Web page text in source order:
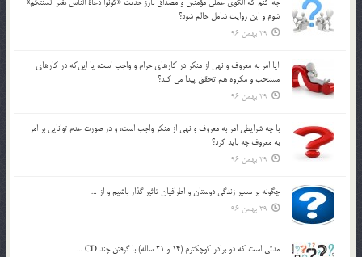
شوم و اين روايت شامل حالم شود؟
29 بهمن 96
آيا امر به معروف و نهي از منكر در كارهاي حرام و واجب است، يا اين‌كه در كارهاي
مستحب و مكروه هم تحقق پيدا مي كند؟
29 بهمن 96
با چه شرايطي امر به معروف و نهي از منکر واجب است، و در صورت عدم توانايي بر امر
به معروف چه بايد کرد؟
29 بهمن 96
چگونه بر مسير زندگي دوستان و اطرافيان تاثير گذار باشيم و از …
29 بهمن 96
مدتي است كه دو برادر كوچكترم (14 و 21 ساله) با گرفتن چند CD …